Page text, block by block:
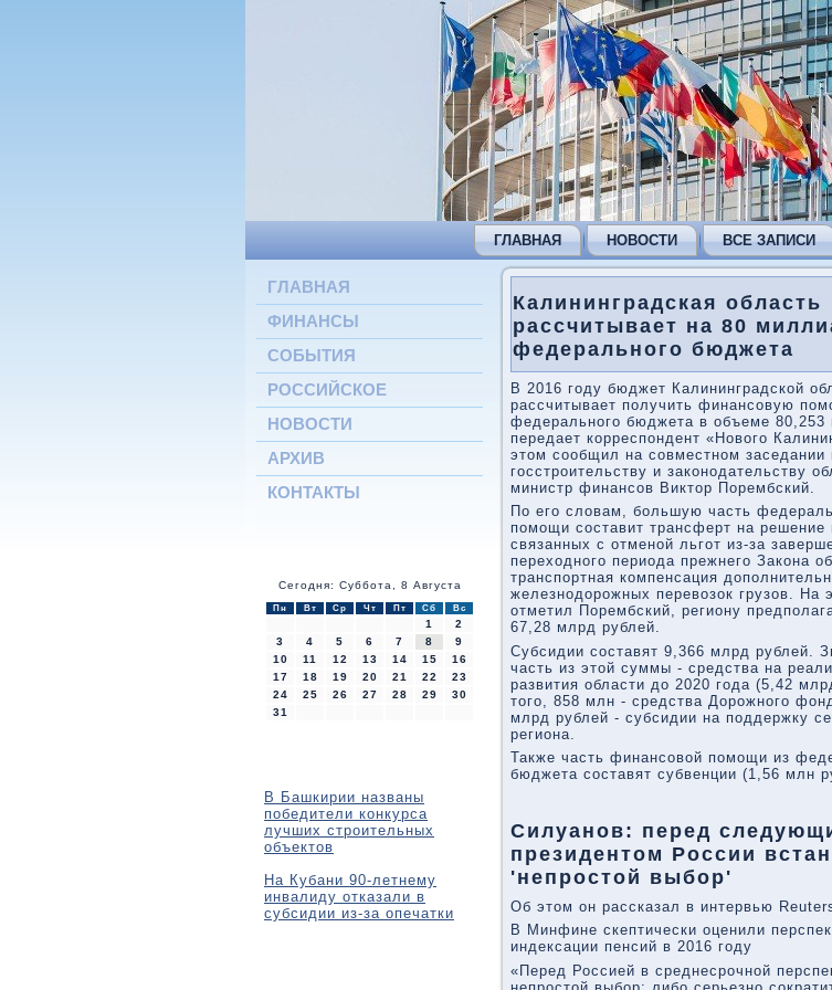
ГЛАВНАЯ НОВОСТИ ВСЕ ЗАПИСИ
ГЛАВНАЯ
ФИНАНСЫ
СОБЫТИЯ
РОССИЙСКОЕ
НОВОСТИ
АРХИВ
КОНТАКТЫ
Сегодня: Суббота, 8 Августа
Пн Вт Ср Чт Пт Сб Вс
1
2
3
4 5 6 7 8
9
10
11 12 13 14 15
16
17
18 19 20 21 22
23
24
25 26 27 28 29
30
31
В Башкирии названы
победители конкурса
лучших строительных
объектов
На Кубани 90-летнему
инвалиду отказали в
субсидии из-за опечатки
Калининградская область
рассчитывает на 80
федерального бюджета
В 2016 году бюджет Калининградской
рассчитывает получить финансовую
федерального бюджета в объеме 80,253
передает корреспондент «Нового
этом сообщил на совместном заседании
госстроительству и законодательству
министр финансов Виктор Порембский.
По его словам, большую часть
помощи составит трансферт на решение
связанных с отменой льгот из-за
переходного периода прежнего Закона
транспортная компенсация
железнодорожных перевозок грузов. На
отметил Порембский, региону
67,28 млрд рублей.
Субсидии составят 9,366 млрд рублей.
часть из этой суммы - средства на
развития области до 2020 года (5,42
того, 858 млн - средства Дорожного
млрд рублей - субсидии на поддержку
региона.
Также часть финансовой помощи из
бюджета составят субвенции (1,56 млн
Силуанов: перед
президентом России
'непростой выбор'
Об этом он рассказал в интервью
В Минфине скептически оценили
индексации пенсий в 2016 году
«Перед Россией в среднесрочной
непростой выбор: либо серьезно